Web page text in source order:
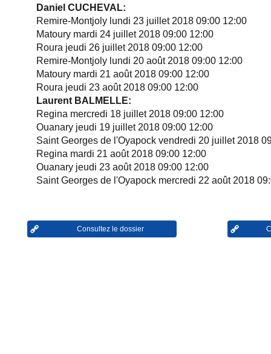
Daniel CUCHEVAL:
Remire-Montjoly lundi 23 juillet 2018 09:00 12:00
Matoury mardi 24 juillet 2018 09:00 12:00
Roura jeudi 26 juillet 2018 09:00 12:00
Remire-Montjoly lundi 20 août 2018 09:00 12:00
Matoury mardi 21 août 2018 09:00 12:00
Roura jeudi 23 août 2018 09:00 12:00
Laurent BALMELLE:
Regina mercredi 18 juillet 2018 09:00 12:00
Ouanary jeudi 19 juillet 2018 09:00 12:00
Saint Georges de l'Oyapock vendredi 20 juillet 2018
Regina mardi 21 août 2018 09:00 12:00
Ouanary jeudi 23 août 2018 09:00 12:00
Saint Georges de l'Oyapock mercredi 22 août 2018
Consultez le dossier